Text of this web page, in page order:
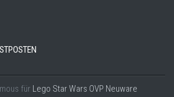
für Lego Star Wars OVP Neuware